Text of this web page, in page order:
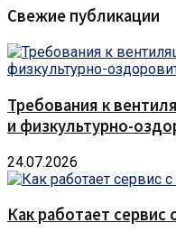
Свежие публикации
Требования к
и физкультурно-
24.07.2026
Как работает сервис